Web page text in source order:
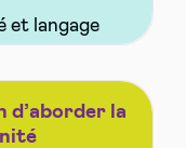
d’aborder la